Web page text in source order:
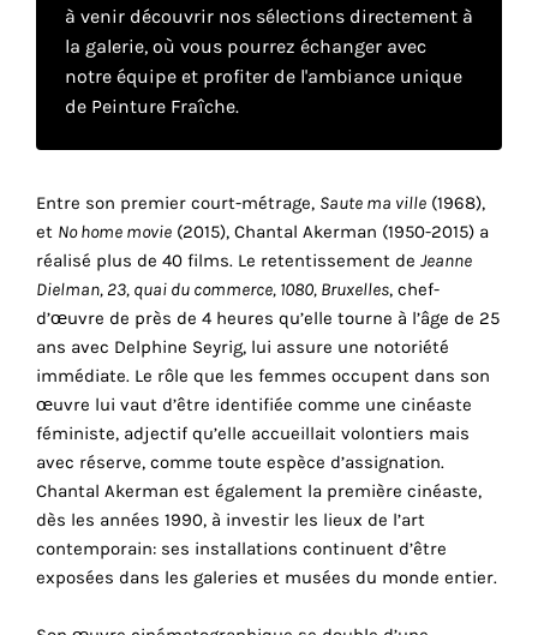
à venir découvrir nos sélections directement à
la galerie, où vous pourrez échanger avec
notre équipe et profiter de l'ambiance unique
de Peinture Fraîche.
Entre son premier court-métrage, Saute ma ville(1968),
et No home movie(2015), Chantal Akerman (1950-2015) a
réalisé plus de 40 films. Le retentissement de Jeanne
Dielman, 23, quai du commerce, 1080, Bruxelles, chef-
d’œuvre de près de 4 heures qu’elle tourne à l’âge de 25
ans avec Delphine Seyrig, lui assure une notoriété
immédiate. Le rôle que les femmes occupent dans son
œuvre lui vaut d’être identifiée comme une cinéaste
féministe, adjectif qu’elle accueillait volontiers mais
avec réserve, comme toute espèce d’assignation.
Chantal Akerman est également la première cinéaste,
dès les années 1990, à investir les lieux de l’art
contemporain: ses installations continuent d’être
exposées dans les galeries et musées du monde entier.
propre
choix
fonctionnels
paramètre
est
obligatoire
et ne peut
désactivé.
cookies
nécessaires
pour
fonctionnement